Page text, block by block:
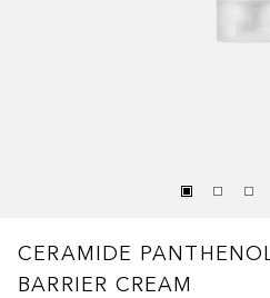
CERAMIDE
BARRIER CREAM